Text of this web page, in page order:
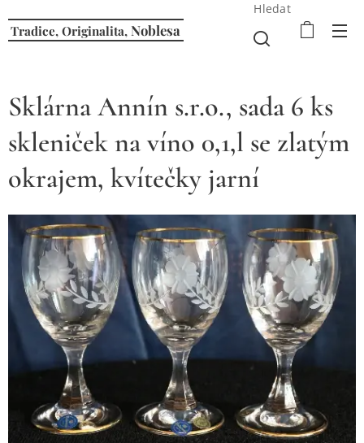
Tradice, Originalita,Noblesa
Hledat
Sklárna Annín s.r.o., sada 6 ks
skleniček na víno 0,1,l se zlatým
okrajem, kvítečky jarní